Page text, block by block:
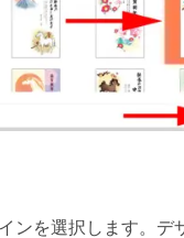
ンを選択します。デ